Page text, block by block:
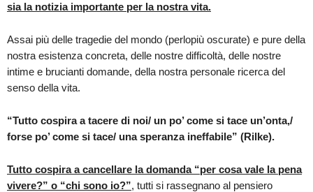
sia la notizia importante per la nostra vita.
Assai più delle tragedie del mondo (perlopiù oscurate) e pure della
nostra esistenza concreta, delle nostre difficoltà, delle nostre
intime e brucianti domande, della nostra personale ricerca del
senso della vita.
“Tutto cospira a tacere di noi/ un po’ come si tace un’onta,/
forse po’ come si tace/ una speranza ineffabile” (Rilke).
Tutto cospira a cancellare la domanda “per cosa vale la pena
vivere?” o “chi sono io?”, tutti si rassegnano al pensiero